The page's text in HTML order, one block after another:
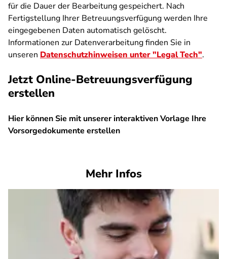
für die Dauer der Bearbeitung gespeichert. Nach
Fertigstellung Ihrer Betreuungsverfügung werden Ihre
eingegebenen Daten automatisch gelöscht.
Informationen zur Datenverarbeitung finden Sie in
unseren Datenschutzhinweisen unter "Legal Tech".
Jetzt Online-Betreuungsverfügung
erstellen
Hier können Sie mit unserer interaktiven Vorlage Ihre
Vorsorgedokumente erstellen
Mehr Infos